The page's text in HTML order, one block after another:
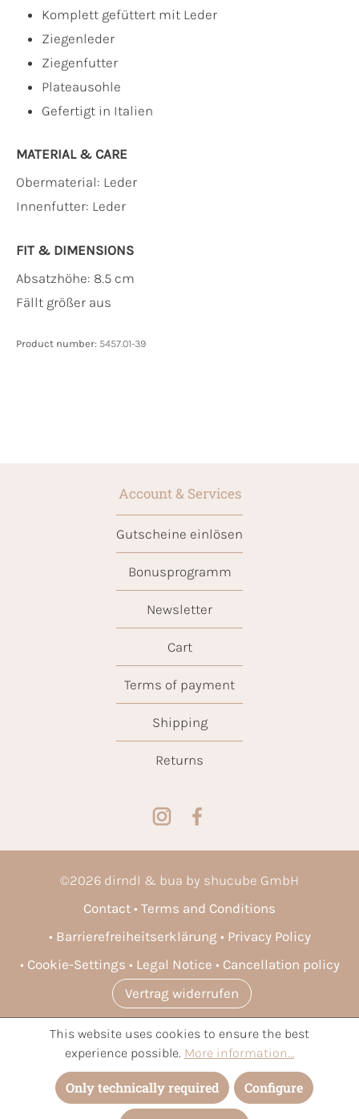
Komplett gefüttert mit Leder
Ziegenleder
Ziegenfutter
Plateausohle
Gefertigt in Italien
MATERIAL & CARE
Obermaterial: Leder
Innenfutter: Leder
FIT & DIMENSIONS
Absatzhöhe: 8.5 cm
Fällt größer aus
Product number: 5457.01-39
Account & Services
Gutscheine einlösen
Bonusprogramm
Newsletter
Cart
Terms of payment
Shipping
Returns
©2026 dirndl & bua by shucube GmbH
Contact
Terms and Conditions
Barrierefreiheitserklärung
Privacy Policy
Cookie-Settings
Legal Notice
Cancellation policy
Vertrag widerrufen
* All prices incl. VAT plusshipping costsand possible delivery
charges, if not stated otherwise.
This website uses cookies to ensure the best
experience possible. More information...
Only technically required Configure